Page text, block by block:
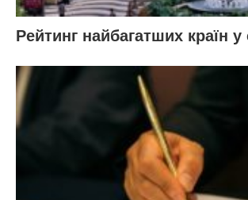
Рейтинг найбагатших країн у